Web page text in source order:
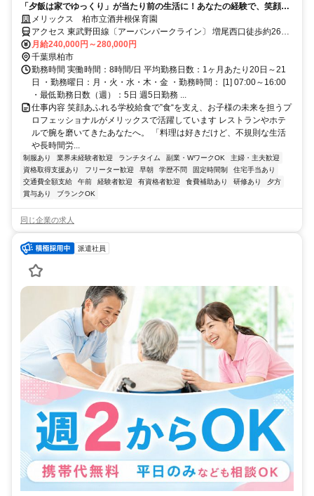
「夕飯は家でゆっくり」が当たり前の生活に！あなたの経験で、笑顔あ
ふれる学校給食で”食“を支えませんか？
メリックス 柏市立酒井根保育園
アクセス 東武野田線〔アーバンパークライン〕 増尾西口徒歩約26
分、新京成電鉄 常盤平北口徒歩約30分、ＪＲ常磐線/東京メトロ千代
田線 南柏東口徒歩約38分 JR常磐線南柏駅東口から 東武バス1番2番
乗り場 酒井根行 酒井根終点下車 徒歩3分
月給240,000円～280,000円
千葉県柏市
勤務時間 実働時間：8時間/日 平均勤務日数：1ヶ月あたり20日～21
日 ・勤務曜日：月・火・水・木・金 ・勤務時間： [1] 07:00～16:00
・最低勤務日数（週）：5日 週5日勤務 ...
仕事内容 笑顔あふれる学校給食で”食“を支え、お子様の未来を担うプ
ロフェッショナルがメリックスで活躍しています レストランやホテ
ルで腕を磨いてきたあなたへ。 「料理は好きだけど、不規則な生活
や長時間労...
制服あり 業界未経験者歓迎 ランチタイム 副業・WワークOK
主婦・主夫歓迎
資格取得支援あり
フリーター歓迎 早朝 学歴不問 固定時間制
住宅手当あり
交通費全額支給
午前 経験者歓迎 有資格者歓迎 食費補助あり 研修あり
夕方
賞与あり
ブランクOK
同じ企業の求人
派遣社員